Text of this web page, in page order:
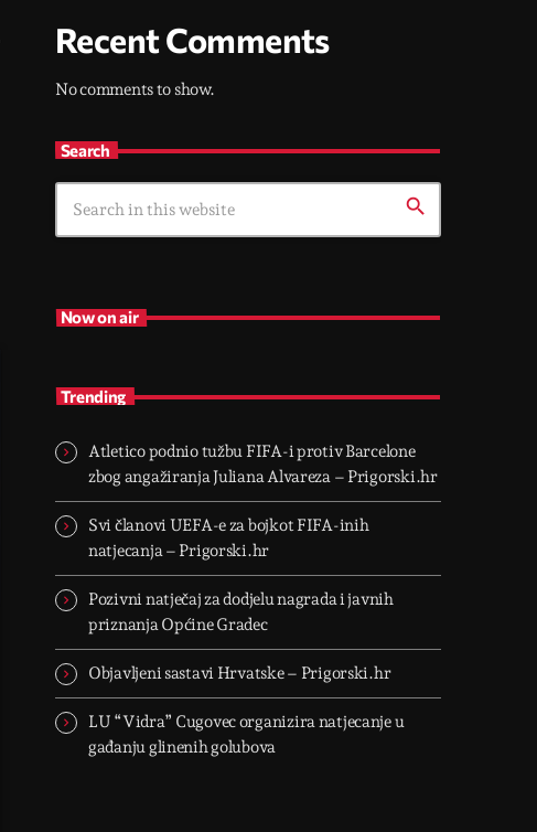
Recent Comments
No comments to show.
Search
search
Now on air
Trending
Atletico podnio tužbu FIFA-i protiv Barcelone
zbog angažiranja Juliana Alvareza – Prigorski.hr
Svi članovi UEFA-e za bojkot FIFA-inih
natjecanja – Prigorski.hr
Pozivni natječaj za dodjelu nagrada i javnih
priznanja Općine Gradec
Objavljeni sastavi Hrvatske – Prigorski.hr
LU “Vidra” Cugovec organizira natjecanje u
gađanju glinenih golubova